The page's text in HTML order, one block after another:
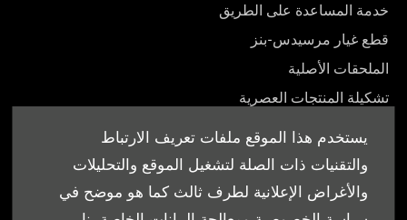
يستخدم هذا الموقع ملفات تعريف الارتباط
والتقنيات ذات الصلة لتشغيل الموقع والتحليلات
والأغراض الإعلانية لطرف ثالث كما هو موضح في
خدمة المساعدة على الطريق
قطع غيار مرسيدس-بنز
الملحقات الأصلية
تشكيلة المنتجات العصرية